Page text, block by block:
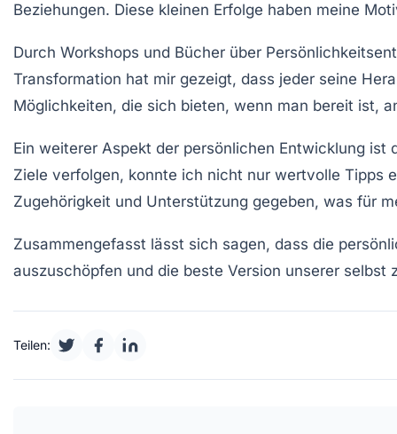
Beziehungen. Diese kleinen Erfolge haben meine
Durch Workshops und Bücher über
Transformation hat mir gezeigt, dass jeder seine
Möglichkeiten, die sich bieten, wenn man bereit ist,
Ein weiterer Aspekt der persönlichen Entwicklung ist
Ziele verfolgen, konnte ich nicht nur wertvolle Tipps
Zugehörigkeit und Unterstützung gegeben, was für
Zusammengefasst lässt sich sagen, dass die
auszuschöpfen und die beste Version unserer selbst
Teilen: